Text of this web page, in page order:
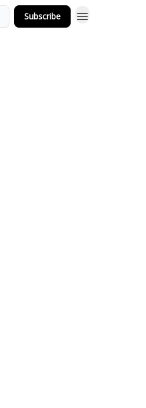
Subscribe